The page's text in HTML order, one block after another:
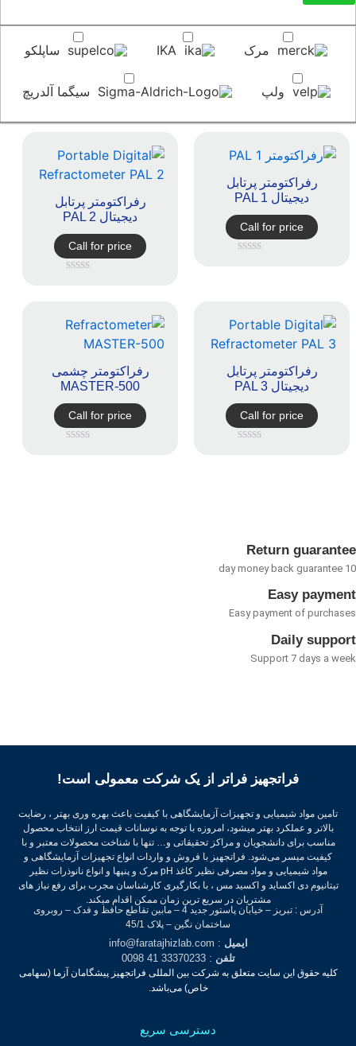
مرک IKA ساپلکو
ولپ سیگما آلدریچ
رفراکتومتر پرتابل
دیجیتال PAL 1
Call for price
رفراکتومتر پرتابل
دیجیتال PAL 2
Call for price
5
رفراکتومتر پرتابل
دیجیتال PAL 3
Call for price
رفراکتومتر چشمی
MASTER-500
Call for price
Return
Easy
Easy payment of
Daily
Support 7 days a
فراتجهیز فراتر از یک شرکت معمولی است!
تامین مواد شیمیایی و تجهیزات آزمایشگاهی با کیفیت باعث بهره وری بهتر ، رضایت
بالاتر و عملکرد بهتر میشود، امروزه با توجه به نوسانات قیمت ارز انتخاب محصول
مناسب برای دانشجویان و مراکز تحقیقاتی و… تنها با شناخت محصولات معتبر و با
کیفیت میسر می‌شود.فراتجهیز با فروش و واردات انواع تجهیزات آزمایشگاهی و
مواد شیمیایی و مواد مصرفی نظیر کاغذ pH مرک و پنپها و انواع نانوذرات نظیر
تیتانیوم دی اکساید و اکسید مس ، با بکارگیری کارشناسان مجرب برای رفع نیاز های
مشتریان در سریع ترین زمان ممکن اقدام میکند.
آدرس : تبریز – خیابان پاستور جدید 4 – مابین تقاطع حافظ و فدک – روبروی
ساختمان نگین – پلاک 45/1
ایمیل: info@faratajhizlab.com
تلفن: 33370233 41 0098
کلیه حقوق این سایت متعلق به شرکت بین المللی فراتجهیز پیشگامان آزما (سهامی
خاص) می‌باشد.
دسترسی سریع